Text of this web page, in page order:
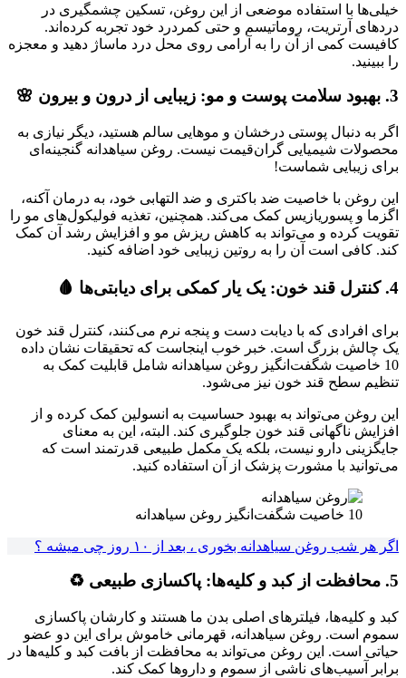
خیلی‌ها با استفاده موضعی از این روغن، تسکین چشمگیری در
دردهای آرتریت، روماتیسم و حتی کمردرد خود تجربه کرده‌اند.
کافیست کمی از آن را به آرامی روی محل درد ماساژ دهید و معجزه
را ببینید.
3. بهبود سلامت پوست و مو: زیبایی از درون و بیرون 🌸
اگر به دنبال پوستی درخشان و موهایی سالم هستید، دیگر نیازی به
محصولات شیمیایی گران‌قیمت نیست. روغن سیاهدانه گنجینه‌ای
برای زیبایی شماست!
این روغن با خاصیت ضد باکتری و ضد التهابی خود، به درمان آکنه،
اگزما و پسوریازیس کمک می‌کند. همچنین، تغذیه فولیکول‌های مو را
تقویت کرده و می‌تواند به کاهش ریزش مو و افزایش رشد آن کمک
کند. کافی است آن را به روتین زیبایی خود اضافه کنید.
4. کنترل قند خون: یک یار کمکی برای دیابتی‌ها 🩸
برای افرادی که با دیابت دست و پنجه نرم می‌کنند، کنترل قند خون
یک چالش بزرگ است. خبر خوب اینجاست که تحقیقات نشان داده
10 خاصیت شگفت‌انگیز روغن سیاهدانه شامل قابلیت کمک به
تنظیم سطح قند خون نیز می‌شود.
این روغن می‌تواند به بهبود حساسیت به انسولین کمک کرده و از
افزایش ناگهانی قند خون جلوگیری کند. البته، این به معنای
جایگزینی دارو نیست، بلکه یک مکمل طبیعی قدرتمند است که
می‌توانید با مشورت پزشک از آن استفاده کنید.
10 خاصیت شگفت‌انگیز روغن سیاهدانه
اگر هر شب روغن سیاهدانه بخوری ، بعد از ۱۰ روز چی میشه ؟
5. محافظت از کبد و کلیه‌ها: پاکسازی طبیعی ♻️
کبد و کلیه‌ها، فیلترهای اصلی بدن ما هستند و کارشان پاکسازی
سموم است. روغن سیاهدانه، قهرمانی خاموش برای این دو عضو
حیاتی است. این روغن می‌تواند به محافظت از بافت کبد و کلیه‌ها در
برابر آسیب‌های ناشی از سموم و داروها کمک کند.